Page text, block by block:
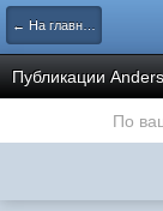
← На главную
Публикации Anders
По